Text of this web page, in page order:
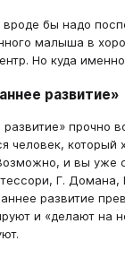
бы надо
малыша в
Но куда
развитие»
прочно
человек, который
и вы уже
Г. Домана,
развитие
и «делают на